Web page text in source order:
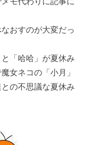
おすのが大変だっ
「哈哈」が夏休み
女ネコの「小月」
の不思議な夏休み